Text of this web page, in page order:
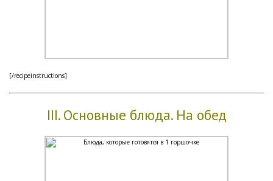
[/recipeinstructions]
III. Основные блюда. На обед